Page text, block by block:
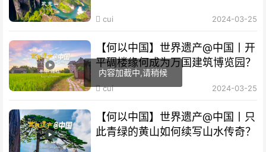
cui 2024-03-25
【何以中国】世界遗产@中国丨开
平碉楼缘何成为万国建筑博览园？
cui 2024-03-25
【何以中国】世界遗产@中国丨只
此青绿的黄山如何续写山水传奇？